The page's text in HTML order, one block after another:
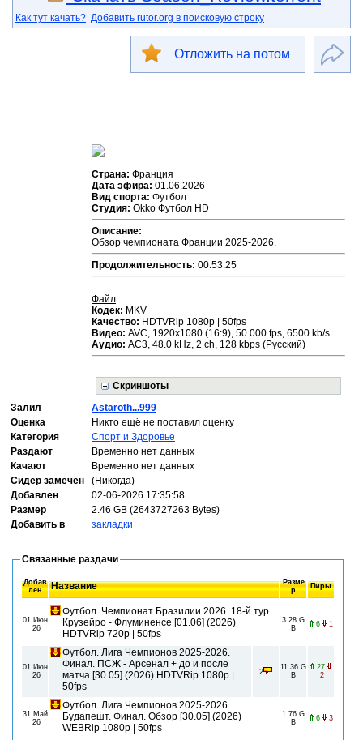
Как тут качать? Добавить rutor.org в поисковую строку
Отложить на потом
Страна: Франция
Дата эфира: 01.06.2026
Вид спорта: Футбол
Студия: Okko Футбол HD
Описание:
Обзор чемпионата Франции 2025-2026.
Продолжительность: 00:53:25
Файл
Кодек: MKV
Качество: HDTVRip 1080р | 50fps
Видео: AVC, 1920x1080 (16:9), 50.000 fps, 6500 kb/s
Аудио: АС3, 48.0 kHz, 2 ch, 128 kbps (Русский)
Скриншоты
Залил
Astaroth...999
Оценка
Никто ещё не поставил оценку
Категория
Спорт и Здоровье
Раздают
Временно нет данных
Качают
Временно нет данных
Сидер замечен
(Никогда)
Добавлен
02-06-2026 17:35:58
Размер
2.46 GB (2643727263 Bytes)
Добавить в
закладки
Связанные раздачи
Добав
лен
Название
Разме
р
Пиры
01 Июн
26
Футбол. Чемпионат Бразилии 2026. 18-й тур.
Крузейро - Флуминенсе [01.06] (2026)
HDTVRip 720р | 50fps
3.28 G
B
6 1
01 Июн
26
Футбол. Лига Чемпионов 2025-2026.
Финал. ПСЖ - Арсенал + до и после
матча [30.05] (2026) HDTVRip 1080р |
50fps
2
11.36 G
B
27
2
31 Май
26
Футбол. Лига Чемпионов 2025-2026.
Будапешт. Финал. Обзор [30.05] (2026)
WEBRip 1080р | 50fps
1.76 G
B
6 3